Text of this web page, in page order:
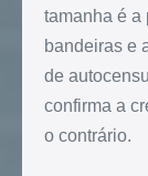
tamanha é a
bandeiras e
de
confirma a
o contrário.